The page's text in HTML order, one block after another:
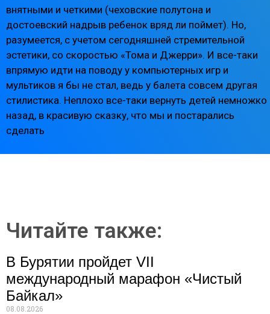
внятными и четкими (чеховские полутона и
достоевский надрыв ребенок вряд ли поймет). Но,
разумеется, с учетом сегодняшней стремительной
эстетики, со скоростью «Тома и Джерри». И все-таки
впрямую идти на поводу у компьютерных игр и
мультиков я бы не стал, ведь у балета совсем другая
стилистика. Неплохо все-таки вернуть детей немножко
назад, в красивую сказку, что мы и постарались
сделать
Читайте также:
В Бурятии пройдет VII
международный марафон «Чистый
Байкал»
08.08.2026